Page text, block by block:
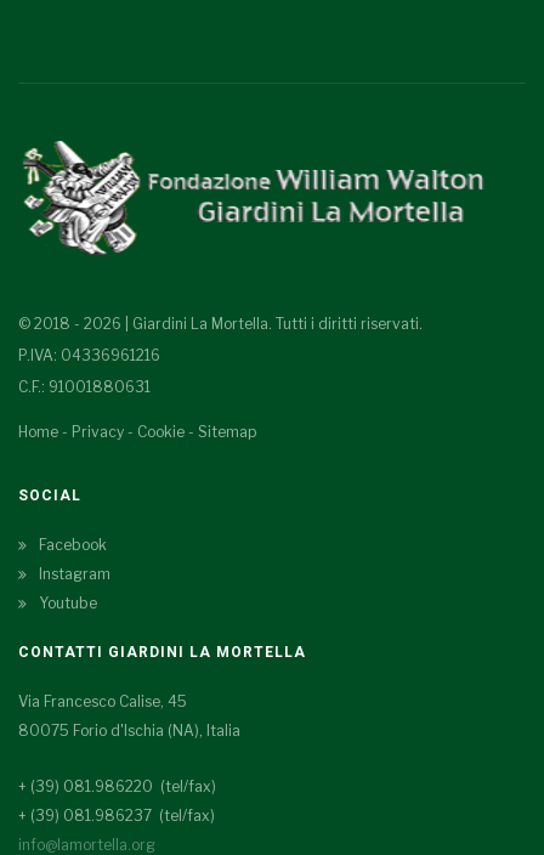
© 2018 - 2026 | Giardini La Mortella. Tutti i diritti riservati.
P.IVA: 04336961216
C.F.: 91001880631
Home - Privacy - Cookie - Sitemap
SOCIAL
Facebook
Instagram
Youtube
CONTATTI GIARDINI LA MORTELLA
Via Francesco Calise, 45
80075 Forio d'Ischia (NA), Italia
+ (39) 081.986220 (tel/fax)
+ (39) 081.986237 (tel/fax)
info@lamortella.org